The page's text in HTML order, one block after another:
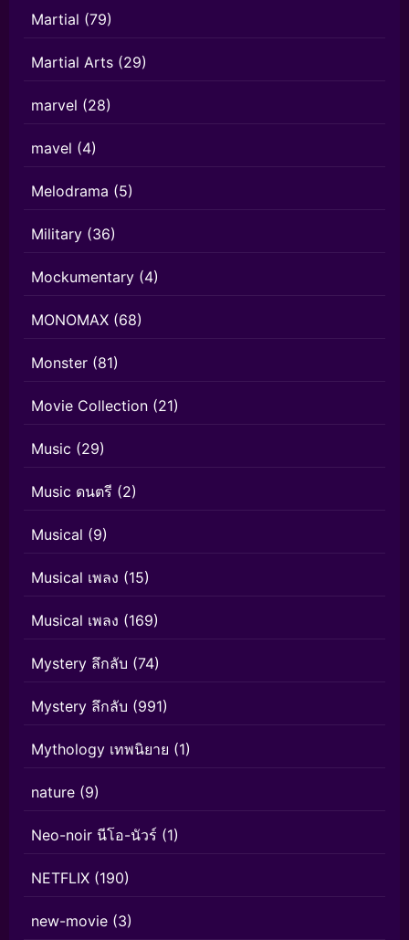
Martial (79)
Martial Arts (29)
marvel (28)
mavel (4)
Melodrama (5)
Military (36)
Mockumentary (4)
MONOMAX (68)
Monster (81)
Movie Collection (21)
Music (29)
Music ดนตรี (2)
Musical (9)
Musical เพลง (15)
Musical เพลง (169)
Mystery ลึกลับ (74)
Mystery ลึกลับ (991)
Mythology เทพนิยาย (1)
nature (9)
Neo-noir นีโอ-นัวร์ (1)
NETFLIX (190)
new-movie (3)